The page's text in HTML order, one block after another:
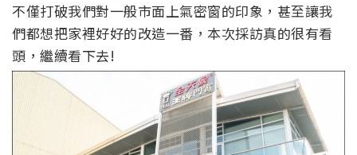
不僅打破我們對一般市面上氣密窗的印象，甚至讓我
們都想把家裡好好的改造一番，本次採訪真的很有看
頭，繼續看下去!